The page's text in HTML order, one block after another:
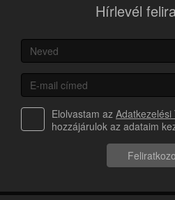
Hírlevél
Elolvastam az
hozzájárulok az adataim